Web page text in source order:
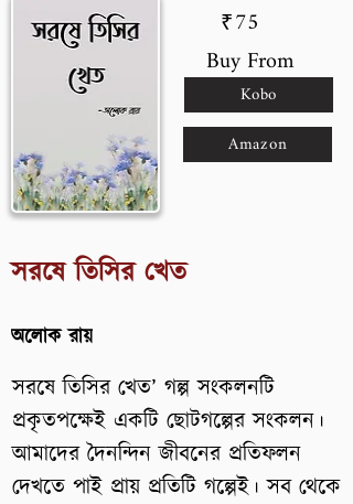
75
₹
Buy From
Kobo
Amazon
সরষে তিসির খেত
অলোক রায়
সরষে তিসির খেত’ গল্প সংকলনটি
প্রকৃতপক্ষেই একটি ছোটগল্পের সংকলন।
আমাদের দৈনন্দিন জীবনের প্রতিফলন
দেখতে পাই প্রায় প্রতিটি গল্পেই। সব থেকে